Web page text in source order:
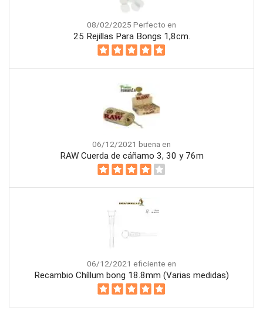
08/02/2025 Perfecto en
25 Rejillas Para Bongs 1,8cm.
06/12/2021 buena en
RAW Cuerda de cáñamo 3, 30 y 76m
06/12/2021 eficiente en
Recambio Chíllum bong 18.8mm (Varias medidas)